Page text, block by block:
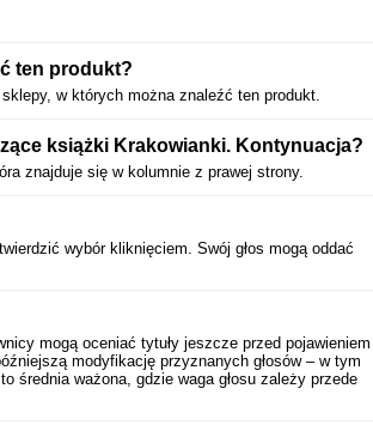
ten produkt?
w których można znaleźć ten produkt.
książki Krakowianki. Kontynuacja?
znajduje się w kolumnie z prawej strony.
wybór kliknięciem. Swój głos mogą oddać
mogą oceniać tytuły jeszcze przed pojawieniem
modyfikację przyznanych głosów – w tym
średnia ważona, gdzie waga głosu zależy przede